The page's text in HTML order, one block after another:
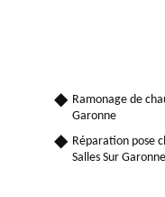
Ramonage de
Garonne
Réparation pose
Salles Sur Garonne